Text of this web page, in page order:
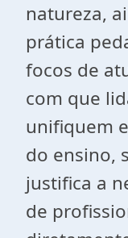
natureza,
prática
focos de
com que
unifiquem
do ensino,
justifica a
de